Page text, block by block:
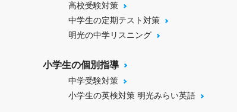
高校受験対策
中学生の定期テスト対策
明光の中学リスニング
小学生の個別指導
中学受験対策
小学生の英検対策 明光みらい英語